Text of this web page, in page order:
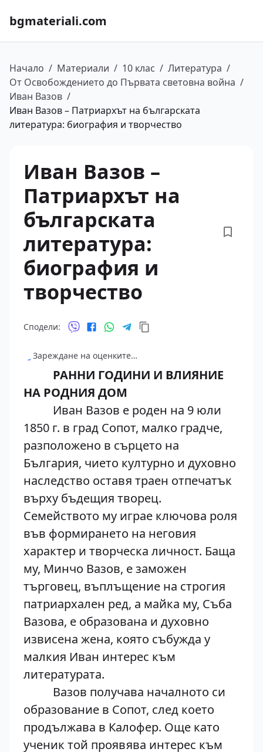
bgmateriali.com
Начало / Материали / 10 клас / Литература /
От Освобождението до Първата световна война /
Иван Вазов /
Иван Вазов – Патриархът на българската
литература: биография и творчество
Иван Вазов –
Патриархът на
българската
литература:
биография и
творчество
Сподели:
Зареждане на оценките…
РАННИ ГОДИНИ И ВЛИЯНИЕ
НА РОДНИЯ ДОМ
Иван Вазов е роден на 9 юли
1850 г. в град Сопот, малко градче,
разположено в сърцето на
България, чието културно и духовно
наследство оставя траен отпечатък
върху бъдещия творец.
Семейството му играе ключова роля
във формирането на неговия
характер и творческа личност. Баща
му, Минчо Вазов, е заможен
търговец, въплъщение на строгия
патриархален ред, а майка му, Съба
Вазова, е образована и духовно
извисена жена, която събужда у
малкия Иван интерес към
литературата.
Вазов получава началното си
образование в Сопот, след което
продължава в Калофер. Още като
ученик той проявява интерес към